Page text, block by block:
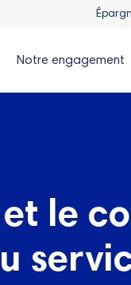
Notre engagement
le